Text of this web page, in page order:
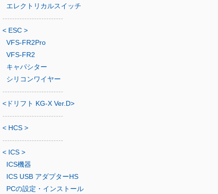
エレクトリカルスイッチ
-------------------------
< ESC >
VFS-FR2Pro
VFS-FR2
キャパシター
シリコンワイヤー
-------------------------
<ドリフト KG-X Ver.D>
-------------------------
< HCS >
-------------------------
< ICS >
ICS機器
ICS USB アダプターHS
PCの設定・インストール